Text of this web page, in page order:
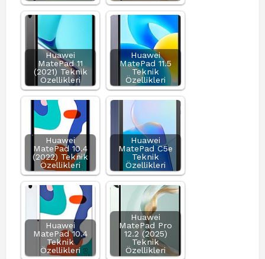
Huawei
MatePad 11
(2021) Teknik
Özellikleri
Huawei
MatePad 11.5
Teknik
Özellikleri
Huawei
MatePad 10.4
(2022) Teknik
Özellikleri
Huawei
MatePad C5e
Teknik
Özellikleri
Huawei
MatePad 10.4
Teknik
Özellikleri
Huawei
MatePad Pro
12.2 (2025)
Teknik
Özellikleri